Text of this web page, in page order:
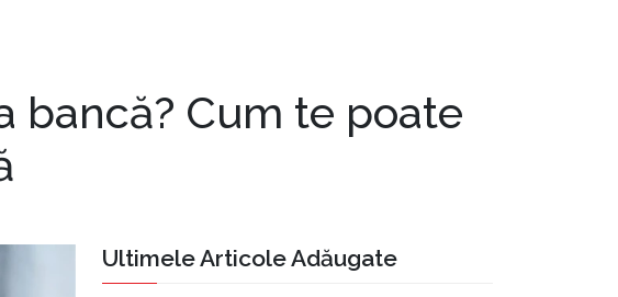
bancă? Cum te poate
Ultimele Articole Adăugate